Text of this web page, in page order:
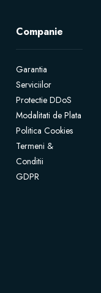
Companie
Garantia
Serviciilor
Protectie DDoS
Modalitati de Plata
Politica Cookies
Termeni &
Conditii
GDPR